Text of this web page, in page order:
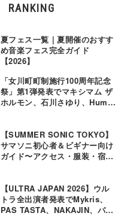
RANKING
夏フェス一覧｜夏開催のおすす
め音楽フェス完全ガイド
【2026】
「女川町町制施行100周年記念
祭」第1弾発表でマキシマム ザ
ホルモン、石川さゆり、Hump
【SUMMER SONIC TOKYO】
サマソニ初心者＆ビギナー向け
ガイド〜アクセス・服装・宿泊
【ULTRA JAPAN 2026】ウル
トラ全出演者発表でMykris、
PAS TASTA、NAKAJIN、パソ